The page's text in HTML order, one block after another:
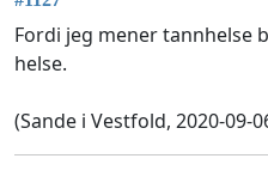
Fordi jeg mener tannhelse
helse.
(Sande i Vestfold, 2020-09-